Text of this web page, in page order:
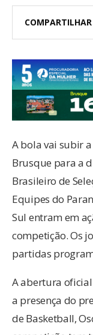
COMPARTILHAR
A bola vai subir
Brusque para a
Brasileiro de
Equipes do
Sul entram em
competição. Os
partidas
A abertura oficial
a presença do
de Basketball,